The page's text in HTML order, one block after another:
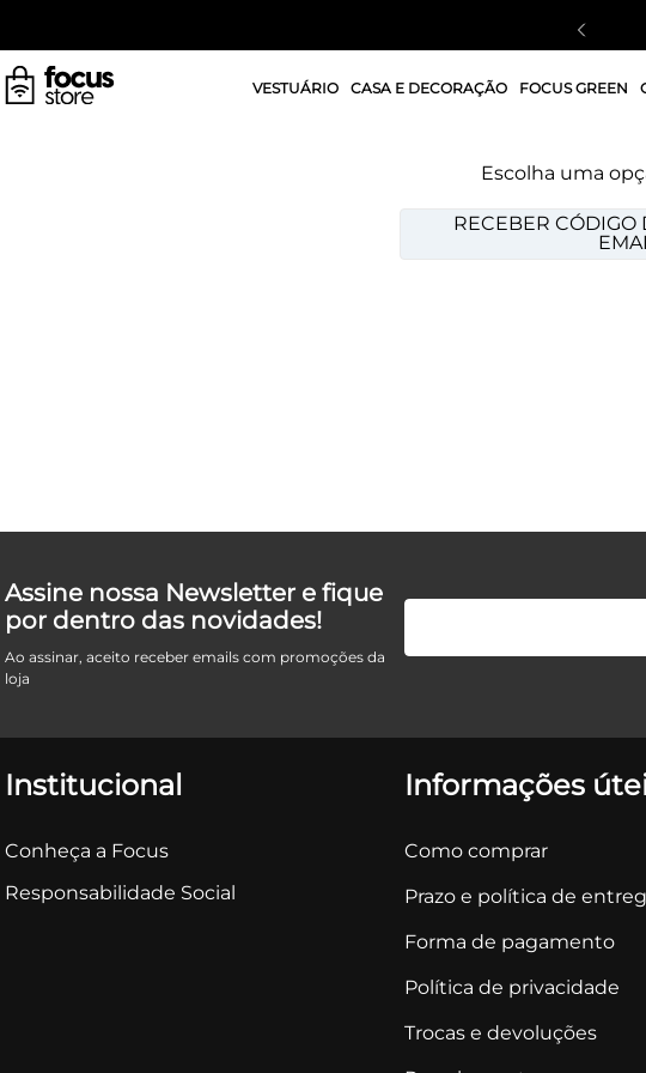
VESTUÁRIO CASA E DECORAÇÃO FOCUS GREEN
Escolha uma
RECEBER CÓDIGO
Assine nossa Newsletter e fique
por dentro das novidades!
Ao assinar, aceito receber emails com promoções da
loja
Institucional
Conheça a Focus
Responsabilidade Social
Informações
Como comprar
Prazo e política de
Forma de pagamento
Política de privacidade
Trocas e devoluções